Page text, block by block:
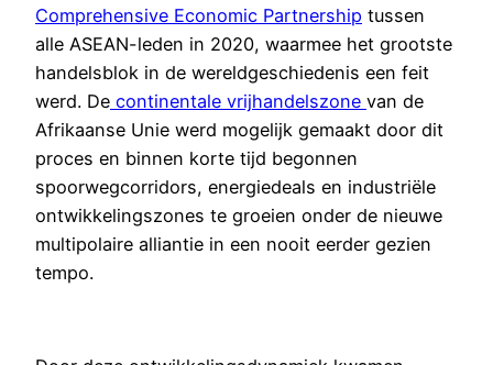
Comprehensive Economic Partnership tussen
alle ASEAN-leden in 2020, waarmee het grootste
handelsblok in de wereldgeschiedenis een feit
werd. De continentale vrijhandelszone van de
Afrikaanse Unie werd mogelijk gemaakt door dit
proces en binnen korte tijd begonnen
spoorwegcorridors, energiedeals en industriële
ontwikkelingszones te groeien onder de nieuwe
multipolaire alliantie in een nooit eerder gezien
tempo.